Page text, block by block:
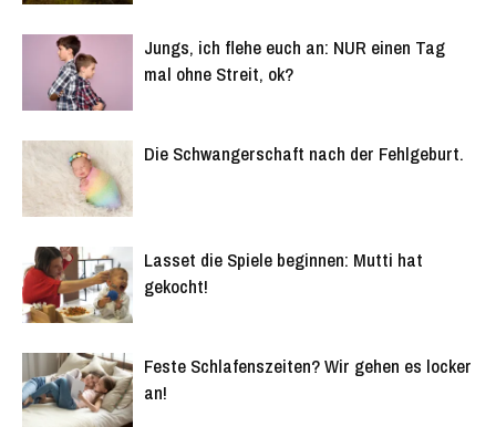
Jungs, ich flehe euch an: NUR einen Tag
mal ohne Streit, ok?
Die Schwangerschaft nach der Fehlgeburt.
Lasset die Spiele beginnen: Mutti hat
gekocht!
Feste Schlafenszeiten? Wir gehen es locker
an!